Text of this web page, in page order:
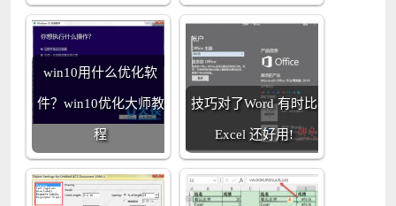
win10用什么优化软
件？win10优化大师教
程
技巧对了Word 有时比
Excel 还好用!